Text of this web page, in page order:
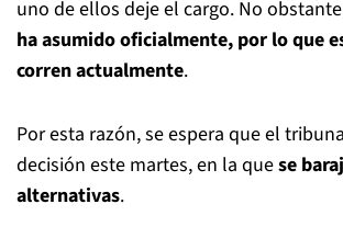
uno de ellos deje el cargo. No
ha asumido oficialmente, por lo que
corren actualmente.
Por esta razón, se espera que el
decisión este martes, en la quese
alternativas.